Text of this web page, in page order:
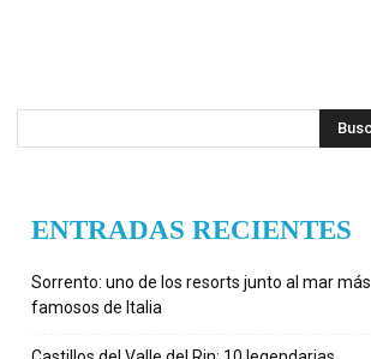
ENTRADAS RECIENTES
Sorrento: uno de los resorts junto al mar más
famosos de Italia